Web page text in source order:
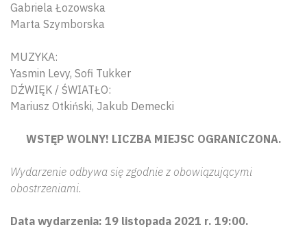
Gabriela Łozowska
Marta Szymborska
MUZYKA:
Yasmin Levy, Sofi Tukker
DŹWIĘK / ŚWIATŁO:
Mariusz Otkiński, Jakub Demecki
WSTĘP WOLNY! LICZBA MIEJSC OGRANICZONA.
Wydarzenie odbywa się zgodnie z obowiązującymi
obostrzeniami.
Data wydarzenia: 19 listopada 2021 r. 19:00.